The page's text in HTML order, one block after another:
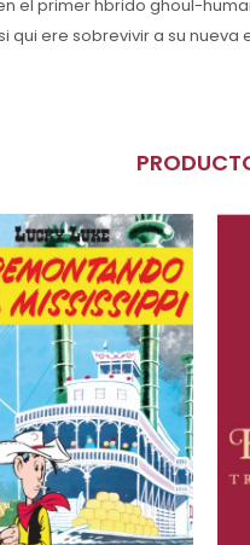
el primer hbrido ghoul-
qui ere sobrevivir a su nueva